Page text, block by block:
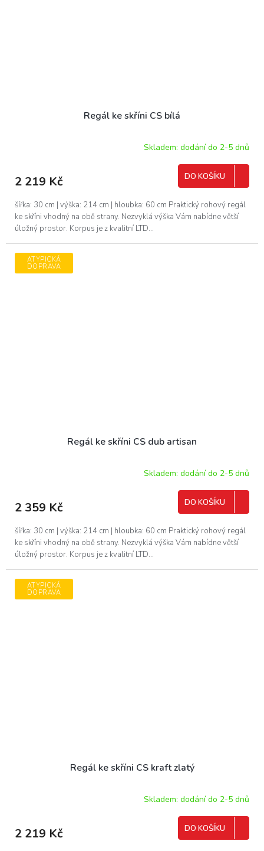
Regál ke skříni CS bílá
Skladem: dodání do 2-5 dnů
2 219 Kč DO KOŠÍKU
šířka: 30 cm | výška: 214 cm | hloubka: 60 cm Praktický rohový regál
ke skříni vhodný na obě strany. Nezvyklá výška Vám nabídne větší
úložný prostor. Korpus je z kvalitní LTD...
ATYPICKÁ
DOPRAVA
Regál ke skříni CS dub artisan
Skladem: dodání do 2-5 dnů
2 359 Kč DO KOŠÍKU
šířka: 30 cm | výška: 214 cm | hloubka: 60 cm Praktický rohový regál
ke skříni vhodný na obě strany. Nezvyklá výška Vám nabídne větší
úložný prostor. Korpus je z kvalitní LTD...
ATYPICKÁ
DOPRAVA
Regál ke skříni CS kraft zlatý
Skladem: dodání do 2-5 dnů
2 219 Kč DO KOŠÍKU